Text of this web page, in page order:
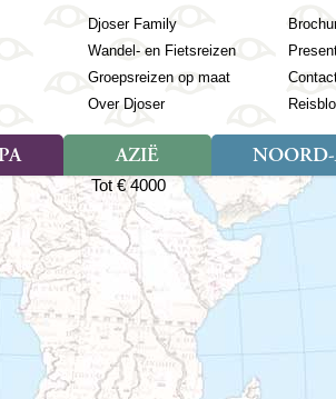
Djoser Family
Wandel- en Fietsreizen
Groepsreizen op maat
Over Djoser
Guyana
Galapagos
Honduras
Mexico
Nicaragua
Paaseiland
Paraguay
Landen
Albanië
Andorra
Armenië
Azerbeidzjan
Azoren
Balkan
Baltische Staten
Bosnië en Herzegovina
AZIË
Soort reizen
Rondreis (57)
Familiereis (22)
Fietsreis (3)
Cultuur (28)
Natuur (16)
Soort reizen
Rondreis (7)
Familiereis (2)
Natuur (5)